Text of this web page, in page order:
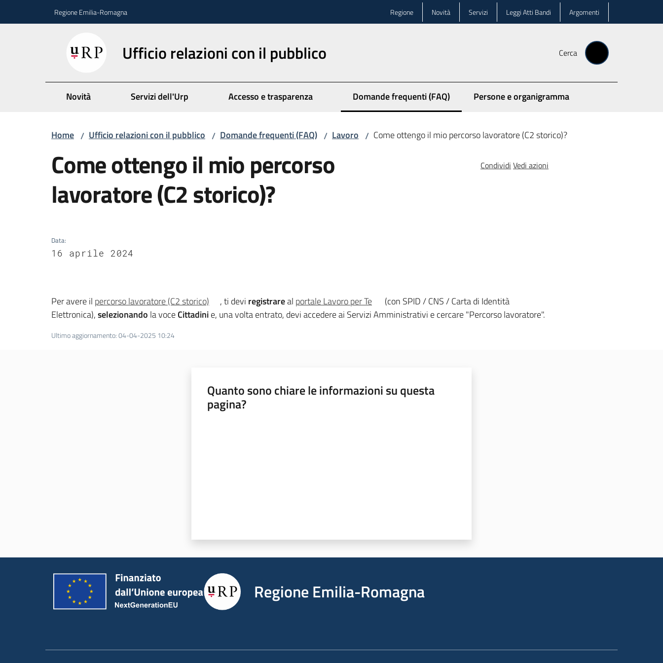
Regione Emilia-Romagna Regione Novità Servizi Leggi Atti Bandi Argomenti
Ufficio relazioni con il pubblico Cerca
Novità Servizi dell'Urp Accesso e trasparenza Domande frequenti (FAQ)
Menu selezionato Persone e organigramma
Home / Ufficio relazioni con il pubblico / Domande frequenti (FAQ) / Lavoro / Come ottengo il mio percorso lavoratore (C2 storico)?
Come ottengo il mio percorso
lavoratore (C2 storico)?
Data:
16 aprile 2024
Condividi Vedi azioni
Per avere il percorso lavoratore (C2 storico) , ti devi registrareal portale Lavoro per Te
(con SPID / CNS / Carta di Identità
Elettronica),selezionando la voceCittadinie, una volta entrato, devi accedere ai Servizi Amministrativi e cercare "Percorso lavoratore".
Ultimo aggiornamento:04-04-2025 10:24
Quanto sono chiare le informazioni su questa
pagina?
Regione Emilia-Romagna